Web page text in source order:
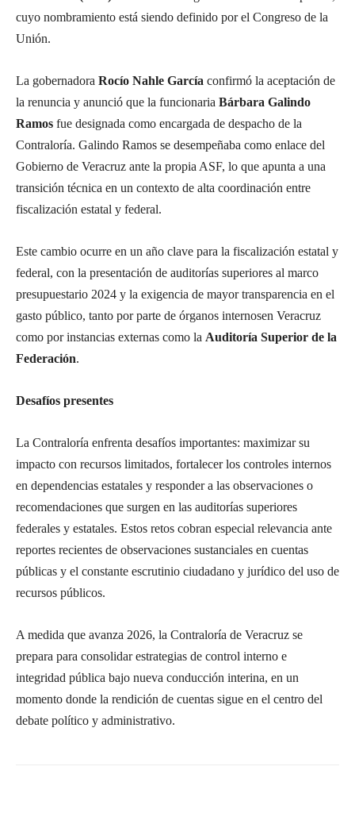
cuyo nombramiento está siendo definido por el Congreso de la
Unión.
La gobernadora Rocío Nahle García confirmó la aceptación de
la renuncia y anunció que la funcionaria Bárbara Galindo
Ramos fue designada como encargada de despacho de la
Contraloría. Galindo Ramos se desempeñaba como enlace del
Gobierno de Veracruz ante la propia ASF, lo que apunta a una
transición técnica en un contexto de alta coordinación entre
fiscalización estatal y federal.
Este cambio ocurre en un año clave para la fiscalización estatal y
federal, con la presentación de auditorías superiores al marco
presupuestario 2024 y la exigencia de mayor transparencia en el
gasto público, tanto por parte de órganos internosen Veracruz
como por instancias externas como la Auditoría Superior de la
Federación.
Desafíos presentes
La Contraloría enfrenta desafíos importantes: maximizar su
impacto con recursos limitados, fortalecer los controles internos
en dependencias estatales y responder a las observaciones o
recomendaciones que surgen en las auditorías superiores
federales y estatales. Estos retos cobran especial relevancia ante
reportes recientes de observaciones sustanciales en cuentas
públicas y el constante escrutinio ciudadano y jurídico del uso de
recursos públicos.
A medida que avanza 2026, la Contraloría de Veracruz se
prepara para consolidar estrategias de control interno e
integridad pública bajo nueva conducción interina, en un
momento donde la rendición de cuentas sigue en el centro del
debate político y administrativo.